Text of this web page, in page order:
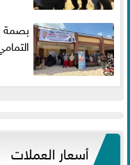
بصمة
أسعار العملات